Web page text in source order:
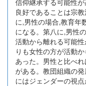
信仰継承する可能性
良好であることは宗
に,男性の場合,教育年
になる。第八に,男性
活動から離れる可能
りも女性の方が活動
あった。男性と比べ
がある。教団組織の
にはジェンダーの視点